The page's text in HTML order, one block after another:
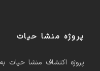
پروژه منشا حیات
پروژه اکتشاف منشا حیات